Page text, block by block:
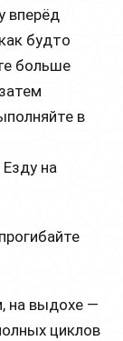
вперёд
будто
больше
в
на
на выдохе —
циклов